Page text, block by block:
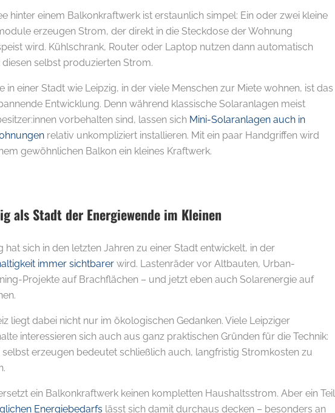
hinter einem Balkonkraftwerk ist erstaunlich simpel: Ein oder zwei kleine
erzeugen Strom, der direkt in die Steckdose der Wohnung
wird. Kühlschrank, Router oder Laptop nutzen dann automatisch
selbst produzierten Strom.
in einer Stadt wie Leipzig, in der viele Menschen zur Miete wohnen, ist das
Entwicklung. Denn während klassische Solaranlagen meist
vorbehalten sind, lassen sich Mini-Solaranlagen auch in
relativ unkompliziert installieren. Mit ein paar Handgriffen wird
gewöhnlichen Balkon ein kleines Kraftwerk.
als Stadt der Energiewende im Kleinen
hat sich in den letzten Jahren zu einer Stadt entwickelt, in der
immer sichtbarer wird. Lastenräder vor Altbauten, Urban-
Projekte auf Brachflächen – und jetzt eben auch Solarenergie auf
liegt dabei nicht nur im ökologischen Gedanken. Viele Leipziger
interessieren sich auch aus ganz praktischen Gründen für die Technik:
erzeugen bedeutet schließlich auch, langfristig Stromkosten zu
ein Balkonkraftwerk keinen kompletten Haushaltsstrom. Aber ein Teil
Energiebedarfs lässt sich damit durchaus decken – besonders an